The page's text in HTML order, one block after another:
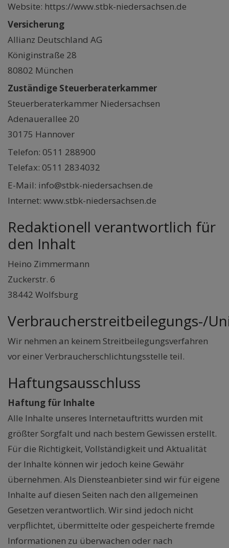
Website: https://www.stbk-niedersachsen.de
Versicherung
Allianz Deutschland AG
Königinstraße 28
80802 München
Zuständige Steuerberaterkammer
Steuerberaterkammer Niedersachsen
Adenauerallee 20
30175 Hannover
Telefon: 0511 288900
Telefax: 0511 2834032
E-Mail: info@stbk-niedersachsen.de
Internet: www.stbk-niedersachsen.de
Redaktionell verantwortlich für
den Inhalt
Heino Zimmermann
Zuckerstr. 6
38442 Wolfsburg
Verbraucherstreitbeilegungs-/
Wir nehmen an keinem Streitbeilegungsverfahren
vor einer Verbraucherschlichtungsstelle teil.
Haftungsausschluss
Haftung für Inhalte
Alle Inhalte unseres Internetauftritts wurden mit
größter Sorgfalt und nach bestem Gewissen erstellt.
Für die Richtigkeit, Vollständigkeit und Aktualität
der Inhalte können wir jedoch keine Gewähr
übernehmen. Als Diensteanbieter sind wir für eigene
Inhalte auf diesen Seiten nach den allgemeinen
Gesetzen verantwortlich. Wir sind jedoch nicht
verpflichtet, übermittelte oder gespeicherte fremde
Informationen zu überwachen oder nach